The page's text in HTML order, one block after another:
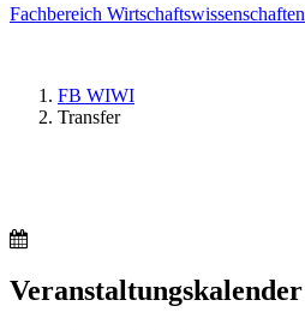
Fachbereich Wirtschaftswissenschaften
FB WIWI
Transfer
Veranstaltungskalender